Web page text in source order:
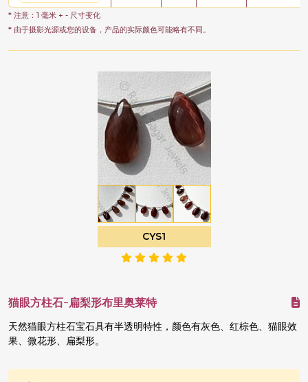
* 注意：1 毫米 + - 尺寸变化
* 由于摄影光源或您的设备，产品的实际颜色可能略有不同。
CYS1
猫眼方柱石-扁梨形布里奥莱特
天然猫眼方柱石宝石具有半透明特性，颜色有灰色、红棕色、猫眼效
果、微花形、扁梨形。